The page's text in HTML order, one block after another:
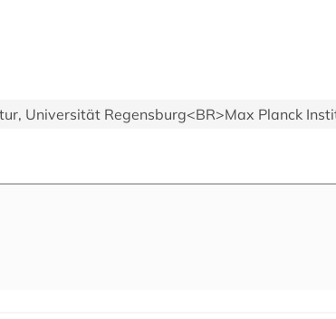
Universität Regensburg<BR>Max Planck